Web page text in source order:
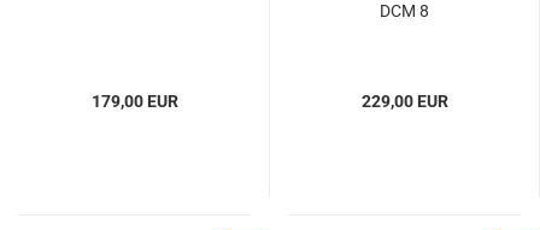
179,00 EUR
DCM 8
229,00 EUR